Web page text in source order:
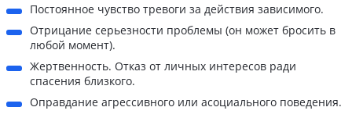
Постоянное чувство тревоги за действия зависимого.
Отрицание серьезности проблемы (он может бросить в
любой момент).
Жертвенность. Отказ от личных интересов ради
спасения близкого.
Оправдание агрессивного или асоциального поведения.